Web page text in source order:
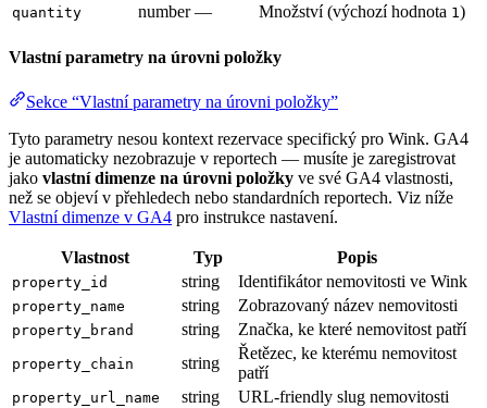
quantity number — Množství (výchozí hodnota 1 )
Vlastní parametry na úrovni položky
Sekce “Vlastní parametry na úrovni položky”
Tyto parametry nesou kontext rezervace specifický pro Wink. GA4
je automaticky nezobrazuje v reportech — musíte je zaregistrovat
jako vlastní dimenze na úrovni položky ve své GA4 vlastnosti,
než se objeví v přehledech nebo standardních reportech. Viz níže
Vlastní dimenze v GA4 pro instrukce nastavení.
Vlastnost Typ Popis
property_id string Identifikátor nemovitosti ve Wink
property_name string Zobrazovaný název nemovitosti
property_brand string Značka, ke které nemovitost patří
property_chain string
Řetězec, ke kterému nemovitost
patří
property_url_name string URL-friendly slug nemovitosti